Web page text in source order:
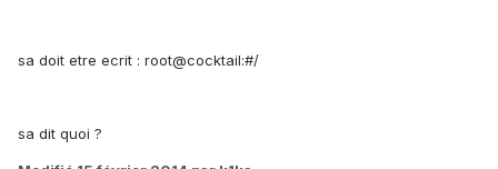
sa doit etre ecrit : root@cocktail:#/
sa dit quoi ?